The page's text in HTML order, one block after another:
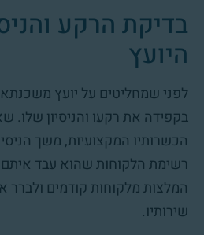
בדיקת הרקע
היועץ
לפני שמחליטים על יועץ
בקפידה את רקעו והניסיון שלו.
הכשרותיו המקצועיות, משך
רשימת הלקוחות שהוא עבד
המלצות מלקוחות קודמים ולברר
שירותיו.